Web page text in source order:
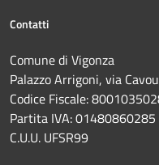
Contatti
Comune di Vigonza
Palazzo Arrigoni, via
Codice Fiscale:
Partita IVA: 01480860285
C.U.U. UFSR99